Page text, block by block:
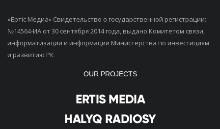
«Ертiс Медиа» Свидетельство о государственной регистрации:
№14564-ИА от 30 сентября 2014 года, выдано Комитетом связи,
информатизации и информации Министерства по инвестициям
и развитию РК
OUR PROJECTS